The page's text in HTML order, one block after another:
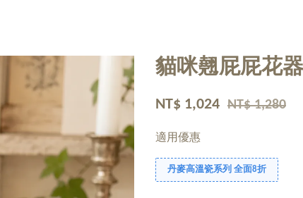
貓咪翹屁屁花
NT$ 1,024 NT$ 1,280
適用優惠
丹麥高溫瓷系列 全面8折